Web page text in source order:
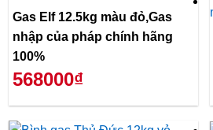
Gas Elf 12.5kg màu đỏ,Gas
nhập của pháp chính hãng
100%
568000₫